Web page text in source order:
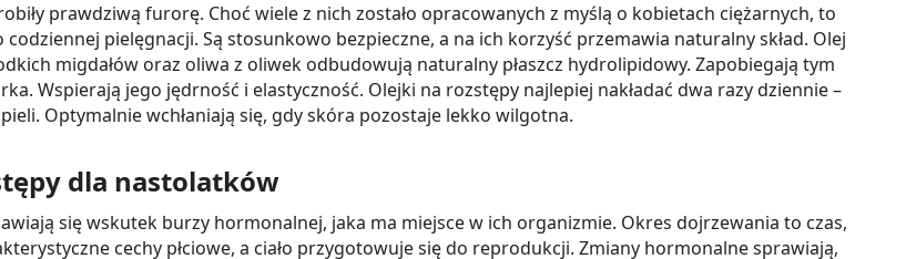
prawdziwą furorę. Choć wiele z nich zostało opracowanych z myślą o kobietach ciężarnych, to
codziennej pielęgnacji. Są stosunkowo bezpieczne, a na ich korzyść przemawia naturalny skład. Olej
migdałów oraz oliwa z oliwek odbudowują naturalny płaszcz hydrolipidowy. Zapobiegają tym
Wspierają jego jędrność i elastyczność. Olejki na rozstępy najlepiej nakładać dwa razy dziennie –
Optymalnie wchłaniają się, gdy skóra pozostaje lekko wilgotna.
dla nastolatków
się wskutek burzy hormonalnej, jaka ma miejsce w ich organizmie. Okres dojrzewania to czas,
cechy płciowe, a ciało przygotowuje się do reprodukcji. Zmiany hormonalne sprawiają,